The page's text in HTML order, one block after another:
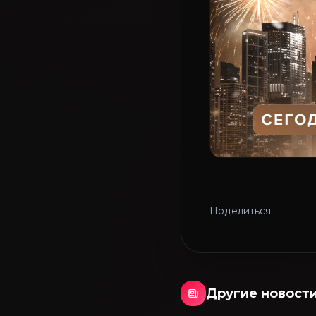
Поделиться:
Другие